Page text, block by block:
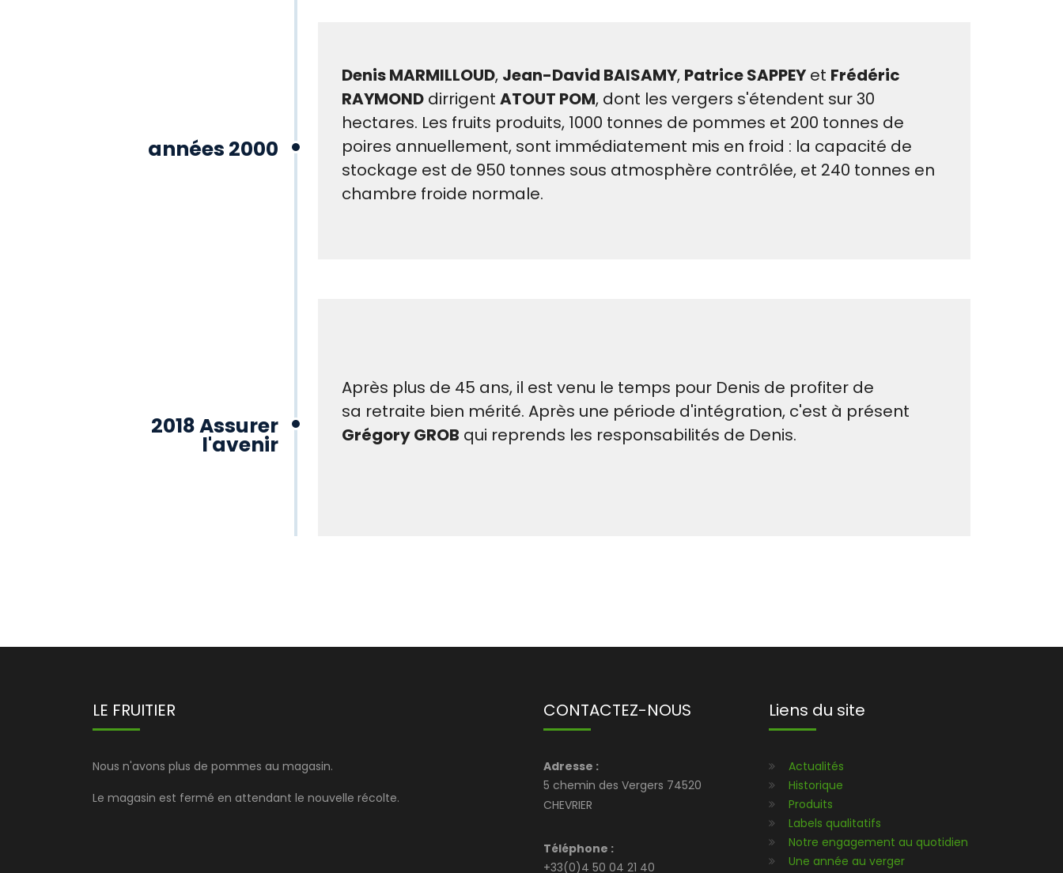
années 2000
Denis MARMILLOUD, Jean-David BAISAMY, Patrice SAPPEYet Frédéric
RAYMOND dirrigent ATOUT POM, dont les vergers s'étendent sur 30
hectares. Les fruits produits, 1000 tonnes de pommes et 200 tonnes de
poires annuellement, sont immédiatement mis en froid : la capacité de
stockage est de 950 tonnes sous atmosphère contrôlée, et 240 tonnes en
chambre froide normale.
2018 Assurer
l'avenir
Après plus de 45 ans, il est venu le temps pour Denis de profiter de
sa retraite bien mérité. Après une période d'intégration, c'est à présent
Grégory GROB qui reprends les responsabilités de Denis.
LE FRUITIER
Nous n'avons plus de pommes au magasin.
Le magasin est fermé en attendant le nouvelle récolte.
CONTACTEZ-NOUS
Adresse :
5 chemin des Vergers 74520
CHEVRIER
Téléphone :
+33(0)4 50 04 21 40
Liens du site
Actualités
Historique
Produits
Labels qualitatifs
Notre engagement au quotidien
Une année au verger